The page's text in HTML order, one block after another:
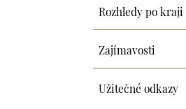
Rozhledy po kraji
Zajímavosti
Užitečné odkazy